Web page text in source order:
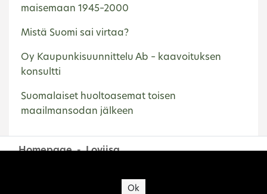
maisemaan 1945–2000
Mistä Suomi sai virtaa?
Oy Kaupunkisuunnittelu Ab – kaavoituksen
konsultti
Suomalaiset huoltoasemat toisen
maailmansodan jälkeen
Homepage Loviisa
Ok